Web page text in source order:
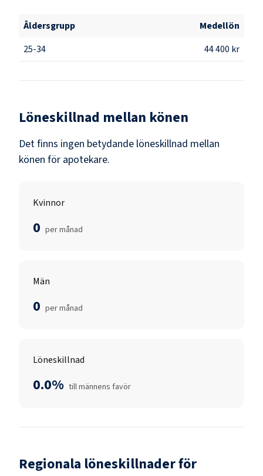
Åldersgrupp
Medellön
25-34
44 400 kr
Löneskillnad mellan könen
Det finns ingen betydande löneskillnad mellan
könen för apotekare.
Kvinnor
0 per månad
Män
0 per månad
Löneskillnad
0.0% till männens favör
Regionala löneskillnader för